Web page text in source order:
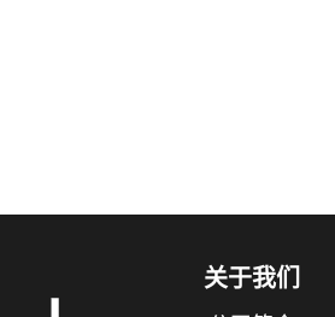
关于我们